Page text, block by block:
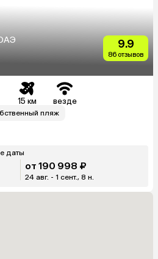
9.9
86 отзывов
15 км везде
пляж
даты
от 190 998 ₽
24 авг. - 1 сент., 8 н.